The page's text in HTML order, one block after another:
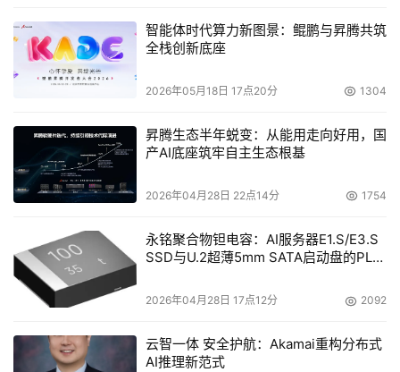
智能体时代算力新图景：鲲鹏与昇腾共筑
全栈创新底座
2026年05月18日 17点20分 1304
昇腾生态半年蜕变：从能用走向好用，国
产AI底座筑牢自主生态根基
2026年04月28日 22点14分 1754
永铭聚合物钽电容：AI服务器E1.S/E3.S
SSD与U.2超薄5mm SATA启动盘的PLP
2026年04月28日 17点12分 2092
云智一体 安全护航：Akamai重构分布式
AI推理新范式